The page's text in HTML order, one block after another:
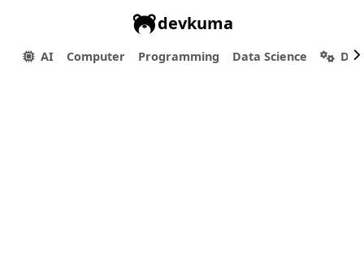
devkuma
AI Computer Programming Data Science